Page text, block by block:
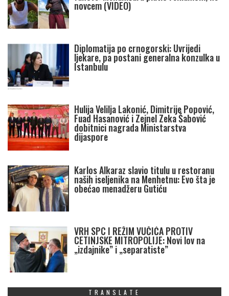
novcem (VIDEO)
Diplomatija po crnogorski: Uvrijedi
ljekare, pa postani generalna konzulka u
Istanbulu
Hulija Velilja Lakonić, Dimitrije Popović,
Fuad Hasanović i Zejnel Zeka Šabović
dobitnici nagrada Ministarstva
dijaspore
Karlos Alkaraz slavio titulu u restoranu
naših iseljenika na Menhetnu: Evo šta je
obećao menadžeru Gutiću
VRH SPC I REŽIM VUČIĆA PROTIV
CETINJSKE MITROPOLIJE: Novi lov na
„izdajnike” i „separatiste”
TRANSLATE